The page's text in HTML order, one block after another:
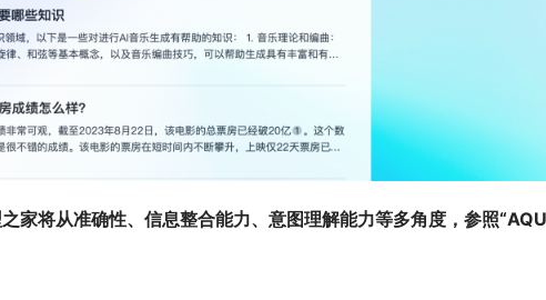
家将从准确性、信息整合能力、意图理解能力等多角度，参照